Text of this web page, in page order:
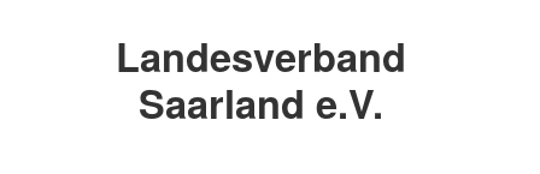
Landesverband
Saarland e.V.